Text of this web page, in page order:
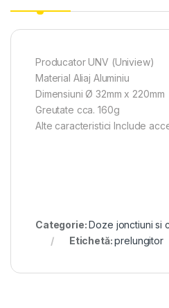
Producator UNV (Uniview)
Material Aliaj Aluminiu
Dimensiuni Ø 32mm x 220mm
Greutate cca. 160g
Alte caracteristici Include
Categorie:Doze jonctiuni si
Etichetă:prelungitor